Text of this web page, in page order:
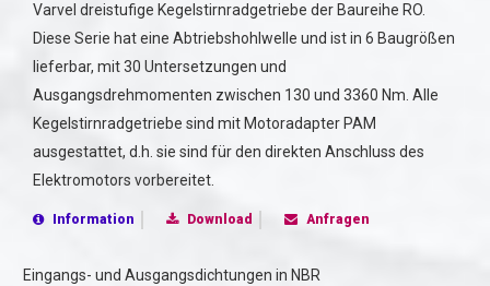
Varvel dreistufige Kegelstirnradgetriebe der Baureihe RO.
Diese Serie hat eine Abtriebshohlwelle und ist in 6 Baugrößen
lieferbar, mit 30 Untersetzungen und
Ausgangsdrehmomenten zwischen 130 und 3360 Nm. Alle
Kegelstirnradgetriebe sind mit Motoradapter PAM
ausgestattet, d.h. sie sind für den direkten Anschluss des
Elektromotors vorbereitet.
Information Download Anfragen
Eingangs- und Ausgangsdichtungen in NBR